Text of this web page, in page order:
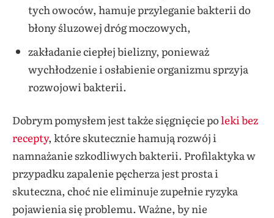
tych owoców, hamuje przyleganie bakterii do
błony śluzowej dróg moczowych,
zakładanie ciepłej bielizny, ponieważ
wychłodzenie i osłabienie organizmu sprzyja
rozwojowi bakterii.
Dobrym pomysłem jest także sięgnięcie poleki bez
recepty, które skutecznie hamują rozwój i
namnażanie szkodliwych bakterii. Profilaktyka w
przypadku zapalenie pęcherza jest prosta i
skuteczna, choć nie eliminuje zupełnie ryzyka
pojawienia się problemu. Ważne, by nie